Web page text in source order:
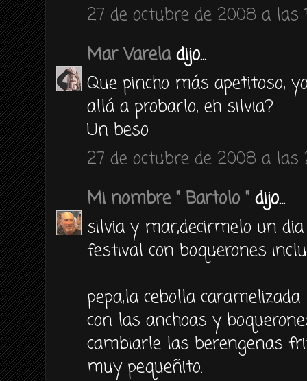
27 de octubre de 2008 a las
Mar Vareladijo...
Que pincho más apetitoso,
allá a probarlo, eh silvia?
Un beso
27 de octubre de 2008 a las
Mi nombre " Bartolo " dijo...
silvia y mar,decirmelo un
festival con boquerones
pepa,la cebolla
con las anchoas y
cambiarle las berengenas
muy pequeñito.